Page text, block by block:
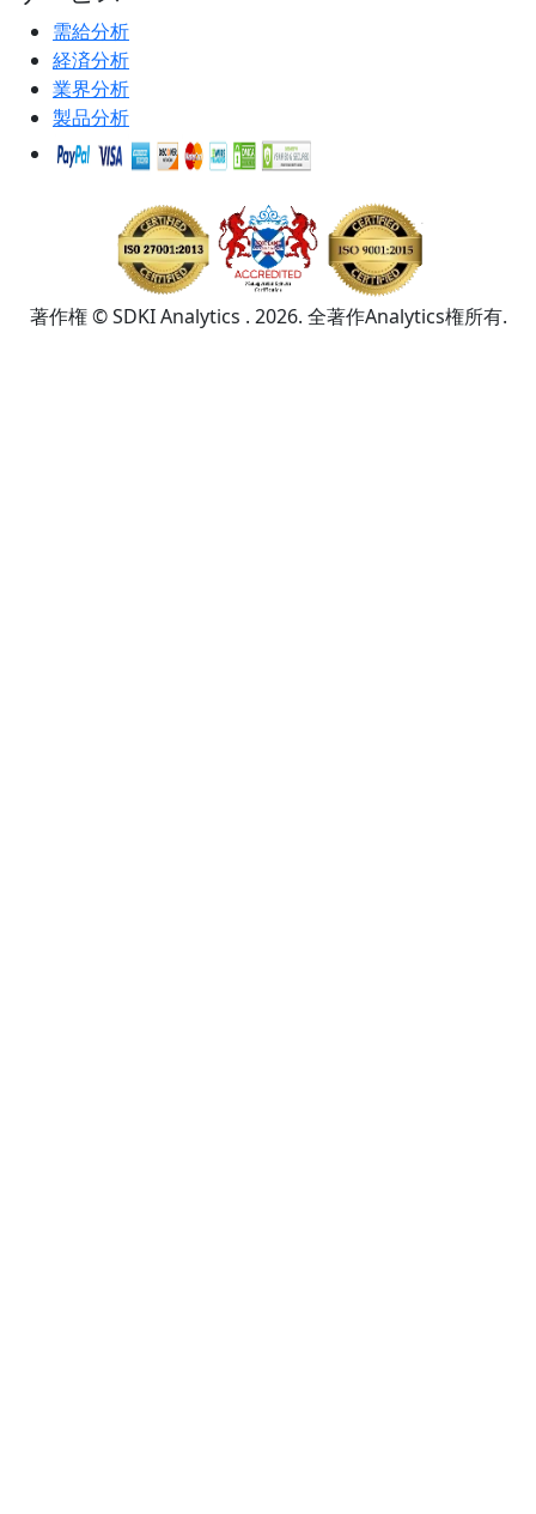
需給分析
経済分析
業界分析
製品分析
著作権 © SDKI Analytics . 2026. 全著作Analytics権所有.